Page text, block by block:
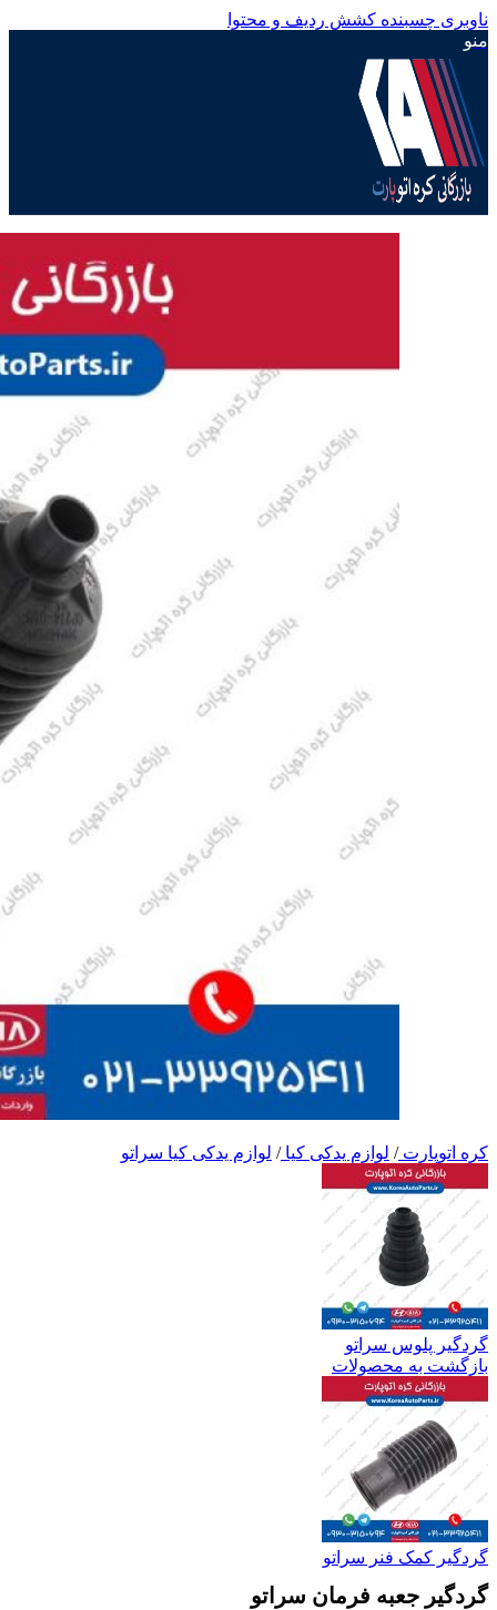
ناوبری چسبنده کشش ردیف و محتوا
منو
کره اتوپارت/ لوازم یدکی کیا/ لوازم یدکی کیا سراتو
گردگیر پلوس سراتو
بازگشت به محصولات
گردگیر کمک فنر سراتو
گردگیر جعبه فرمان سراتو